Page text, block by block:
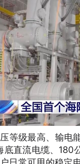
等级最高、输电
底直流电缆、